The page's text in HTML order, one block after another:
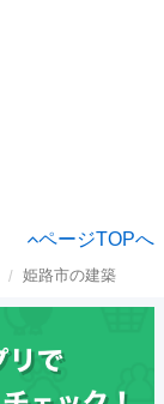
ページTOPへ
姫路市の建築